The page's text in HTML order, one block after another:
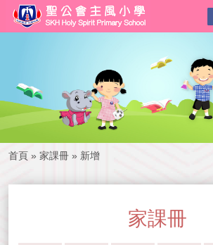
首頁 » 家課冊 » 新增
家課冊